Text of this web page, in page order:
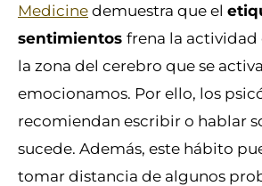
Medicinedemuestra que el
sentimientos frena la actividad
la zona del cerebro que se
emocionamos. Por ello, los
recomiendan escribir o hablar
sucede. Además, este hábito
tomar distancia de algunos